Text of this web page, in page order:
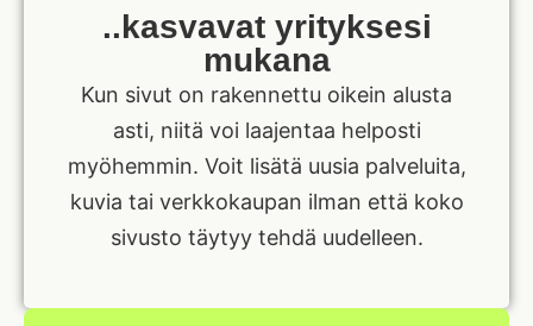
..kasvavat yrityksesi
mukana
Kun sivut on rakennettu oikein alusta
asti, niitä voi laajentaa helposti
myöhemmin. Voit lisätä uusia palveluita,
kuvia tai verkkokaupan ilman että koko
sivusto täytyy tehdä uudelleen.